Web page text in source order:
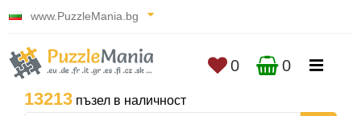
www.PuzzleMania.bg
13213 пъзел в наличност
0 0